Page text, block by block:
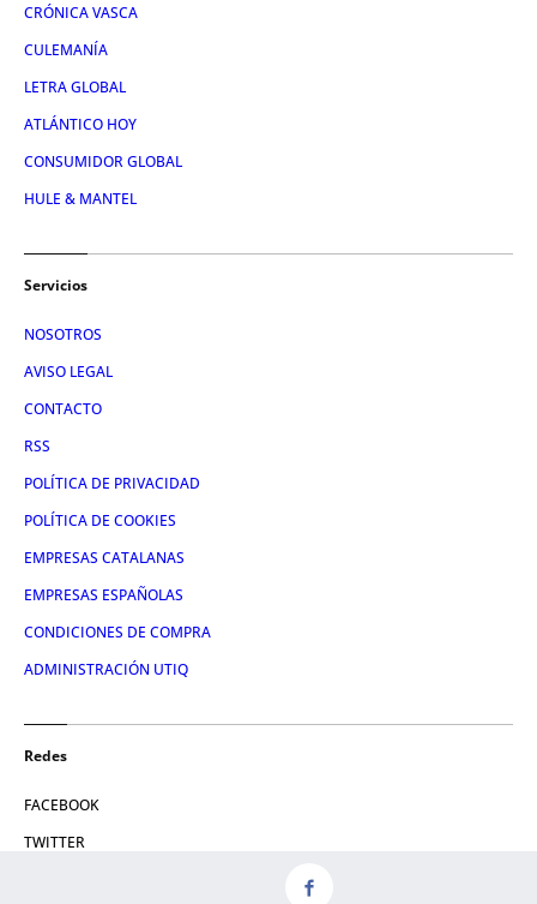
CRÓNICA VASCA
CULEMANÍA
LETRA GLOBAL
ATLÁNTICO HOY
CONSUMIDOR GLOBAL
HULE & MANTEL
Servicios
NOSOTROS
AVISO LEGAL
CONTACTO
RSS
POLÍTICA DE PRIVACIDAD
POLÍTICA DE COOKIES
EMPRESAS CATALANAS
EMPRESAS ESPAÑOLAS
CONDICIONES DE COMPRA
ADMINISTRACIÓN UTIQ
Redes
FACEBOOK
TWITTER